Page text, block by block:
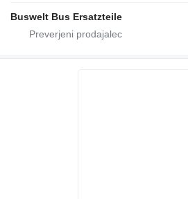
Buswelt Bus Ersatzteile